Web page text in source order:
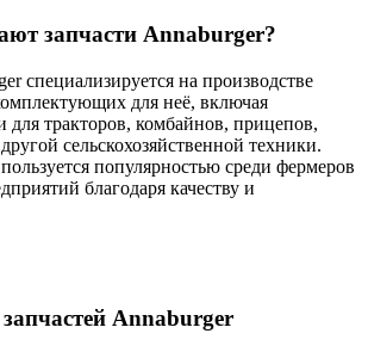
запчасти Annaburger?
специализируется на производстве
для неё, включая
для тракторов, комбайнов, прицепов,
сельскохозяйственной техники.
популярностью среди фермеров
благодаря качеству и
Annaburger